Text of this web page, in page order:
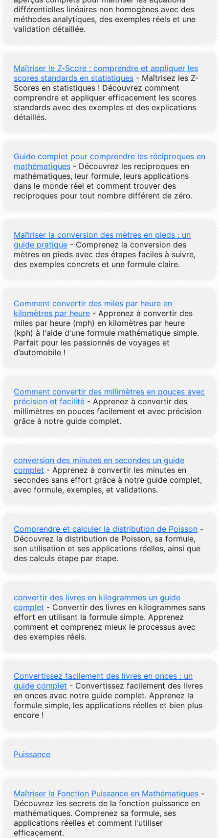
différentielles linéaires non homogènes avec des
méthodes analytiques, des exemples réels et une
validation détaillée.
Maîtriser le Z-Score : comprendre et appliquer les
scores standards en statistiques - Maîtrisez les Z-
Scores en statistiques ! Découvrez comment
comprendre et appliquer efficacement les scores
standards avec des exemples et des explications
détaillés.
Guide complet pour comprendre les réciproques en
mathématiques - Découvrez les reciproques en
mathématiques, leur formule, leurs applications
dans le monde réel et comment trouver des
reciproques pour tout nombre différent de zéro.
Maîtriser la conversion des mètres en pieds : un
guide pratique - Comprenez la conversion des
mètres en pieds avec des étapes faciles à suivre,
des exemples concrets et une formule claire.
Comment convertir des miles par heure en
kilomètres par heure - Apprenez à convertir des
miles par heure (mph) en kilomètres par heure
(kph) à l'aide d'une formule mathématique simple.
Parfait pour les passionnés de voyages et
d’automobile !
Comment convertir des millimètres en pouces avec
précision et facilité - Apprenez à convertir des
millimètres en pouces facilement et avec précision
grâce à notre guide complet.
conversion des minutes en secondes un guide
complet - Apprenez à convertir les minutes en
secondes sans effort grâce à notre guide complet,
avec formule, exemples, et validations.
Comprendre et calculer la distribution de Poisson -
Découvrez la distribution de Poisson, sa formule,
son utilisation et ses applications réelles, ainsi que
des calculs étape par étape.
convertir des livres en kilogrammes un guide
complet - Convertir des livres en kilogrammes sans
effort en utilisant la formule simple. Apprenez
comment et comprenez mieux le processus avec
des exemples réels.
Convertissez facilement des livres en onces : un
guide complet - Convertissez facilement des livres
en onces avec notre guide complet. Apprenez la
formule simple, les applications réelles et bien plus
encore !
Puissance
Maîtriser la Fonction Puissance en Mathématiques -
Découvrez les secrets de la fonction puissance en
mathématiques. Comprenez sa formule, ses
applications réelles et comment l'utiliser
efficacement.